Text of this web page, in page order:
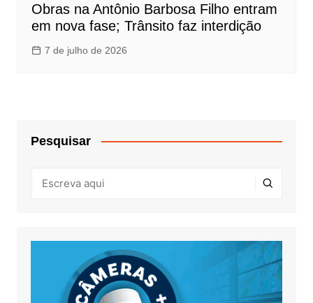
Obras na Antônio Barbosa Filho entram
em nova fase; Trânsito faz interdição
7 de julho de 2026
Pesquisar